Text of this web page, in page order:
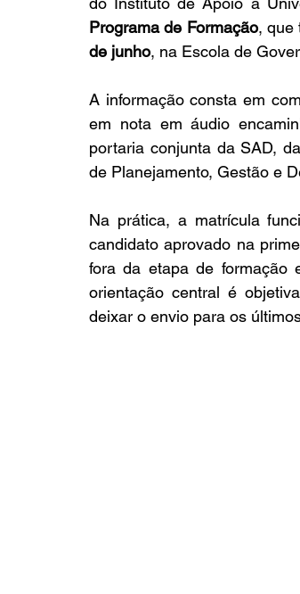
Programa de Formação, que
de junho, na Escola de
A informação consta em
em nota em áudio
portaria conjunta da SAD,
de Planejamento, Gestão e
Na prática, a matrícula
candidato aprovado na
fora da etapa de formação
orientação central é
deixar o envio para os